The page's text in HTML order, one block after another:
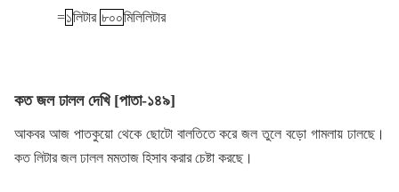
=১লিটার ৮০০মিলিলিটার
কত জল ঢালল দেখি [পাতা-১৪৯]
আকবর আজ পাতকুয়ো থেকে ছোটো বালতিতে করে জল তুলে বড়ো গামলায় ঢালছে।
কত লিটার জল ঢালল মমতাজ হিসাব করার চেষ্টা করছে।